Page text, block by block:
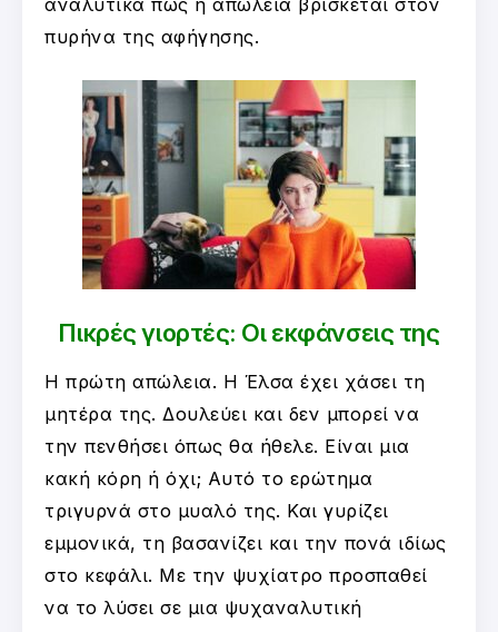
πυρήνα της αφήγησης.
Πικρές γιορτές: Οι εκφάνσεις της
Η πρώτη απώλεια. Η Έλσα έχει χάσει τη
μητέρα της. Δουλεύει και δεν μπορεί να
την πενθήσει όπως θα ήθελε. Είναι μια
κακή κόρη ή όχι; Αυτό το ερώτημα
τριγυρνά στο μυαλό της. Και γυρίζει
εμμονικά, τη βασανίζει και την πονά ιδίως
στο κεφάλι. Με την ψυχίατρο προσπαθεί
να το λύσει σε μια ψυχαναλυτική